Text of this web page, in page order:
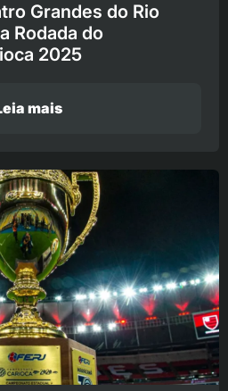
Grandes do Rio
Rodada do
2025
mais